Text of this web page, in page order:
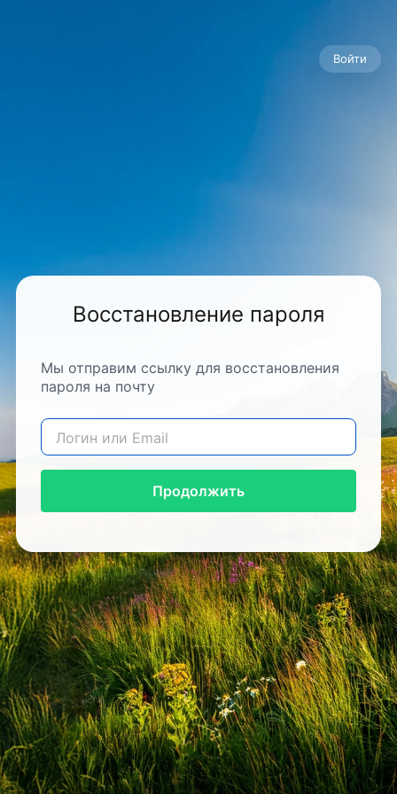
Войти
Восстановление пароля
Мы отправим ссылку для восстановления
пароля на почту
Продолжить